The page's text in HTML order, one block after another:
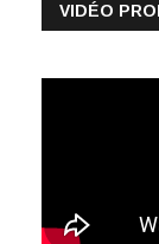
VIDÉO